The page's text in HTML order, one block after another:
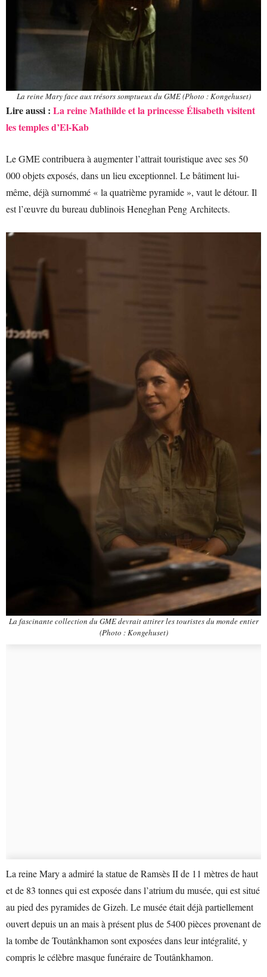
La reine Mary face aux trésors somptueux du GME (Photo : Kongehuset)
Lire aussi : La reine Mathilde et la princesse Élisabeth visitent
les temples d’El-Kab
Le GME contribuera à augmenter l’attrait touristique avec ses 50
000 objets exposés, dans un lieu exceptionnel. Le bâtiment lui-
même, déjà surnommé « la quatrième pyramide », vaut le détour. Il
est l’œuvre du bureau dublinois Heneghan Peng Architects.
La fascinante collection du GME devrait attirer les touristes du monde entier
(Photo : Kongehuset)
La reine Mary a admiré la statue de Ramsès II de 11 mètres de haut
et de 83 tonnes qui est exposée dans l’atrium du musée, qui est situé
au pied des pyramides de Gizeh. Le musée était déjà partiellement
ouvert depuis un an mais à présent plus de 5400 pièces provenant de
la tombe de Toutânkhamon sont exposées dans leur intégralité, y
compris le célèbre masque funéraire de Toutânkhamon.